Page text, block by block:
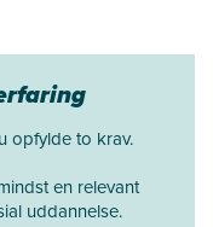
opfylde to krav.
en relevant
uddannelse.